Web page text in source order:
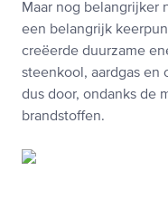
Maar nog belangrijker
een belangrijk
creëerde duurzame
steenkool, aardgas
dus door, ondanks de
brandstoffen.